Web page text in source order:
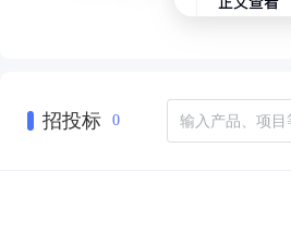
招投标 0